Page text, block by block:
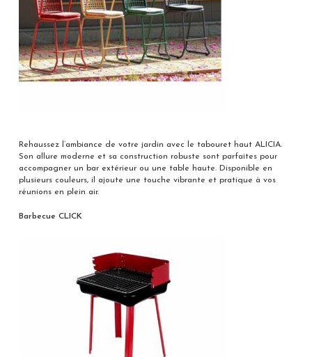
Rehaussez l’ambiance de votre jardin avec le tabouret haut ALICIA.
Son allure moderne et sa construction robuste sont parfaites pour
accompagner un bar extérieur ou une table haute. Disponible en
plusieurs couleurs, il ajoute une touche vibrante et pratique à vos
réunions en plein air.
Barbecue CLICK